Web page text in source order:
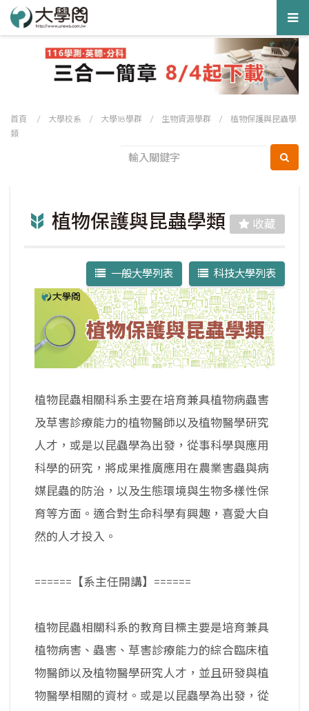
首頁 / 大學校系 / 大學18學群 / 生物資源學群 / 植物保護與昆蟲學
類
植物保護與昆蟲學類 收藏
科技大學列表
一般大學列表
植物昆蟲相關科系主要在培育兼具植物病蟲害
及草害診療能力的植物醫師以及植物醫學研究
人才，或是以昆蟲學為出發，從事科學與應用
科學的研究，將成果推廣應用在農業害蟲與病
媒昆蟲的防治，以及生態環境與生物多樣性保
育等方面。適合對生命科學有興趣，喜愛大自
然的人才投入。
======【系主任開講】======
植物昆蟲相關科系的教育目標主要是培育兼具
植物病害、蟲害、草害診療能力的綜合臨床植
物醫師以及植物醫學研究人才，並且研發與植
物醫學相關的資材。或是以昆蟲學為出發，從